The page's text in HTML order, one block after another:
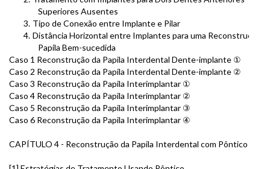
Superiores Ausentes
3. Tipo de Conexão entre Implante e Pilar
4. Distância Horizontal entre Implantes para uma Reconstrução
Papila Bem-sucedida
Caso 1 Reconstrução da Papila Interdental Dente-implante ①
Caso 2 Reconstrução da Papila Interdental Dente-implante ②
Caso 3 Reconstrução da Papila Interimplantar ①
Caso 4 Reconstrução da Papila Interimplantar ②
Caso 5 Reconstrução da Papila Interimplantar ③
Caso 6 Reconstrução da Papila Interimplantar ④
CAPÍTULO 4 - Reconstrução da Papila Interdental com Pôntico